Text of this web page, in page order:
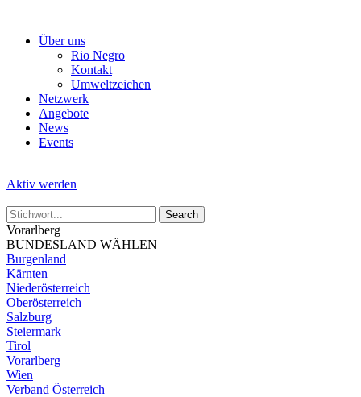
Über uns
Rio Negro
Kontakt
Umweltzeichen
Netzwerk
Angebote
News
Events
Aktiv werden
Vorarlberg
BUNDESLAND WÄHLEN
Burgenland
Kärnten
Niederösterreich
Oberösterreich
Salzburg
Steiermark
Tirol
Vorarlberg
Wien
Verband Österreich